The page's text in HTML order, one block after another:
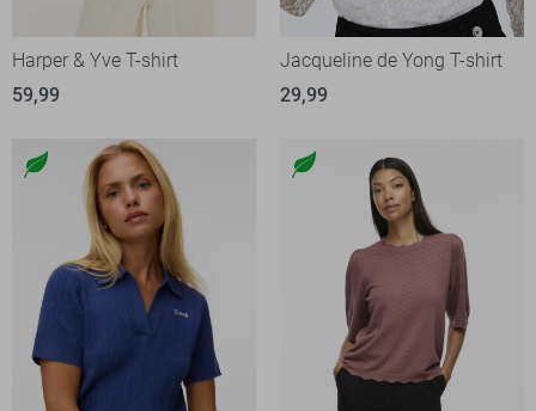
Harper & Yve T-shirt
59,99
Jacqueline de Yong T-shirt
29,99